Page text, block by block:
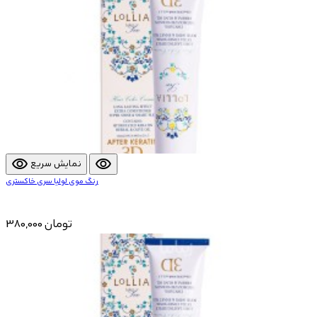
visibility نمایش سریع visibility
رنگ موی لولیا سری خاکستری
380,000 تومان